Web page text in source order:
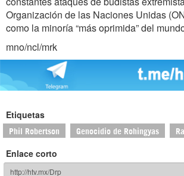
Organización de las Naciones Unidas
como la minoría “más oprimida” del
mno/ncl/mrk
Etiquetas
Phil Robertson Genocidio de Rohingyas
Enlace corto